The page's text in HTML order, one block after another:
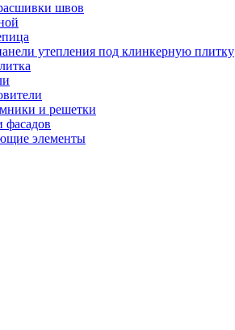
швов
утепления под клинкерную плитку
и решетки
фасадов
элементы